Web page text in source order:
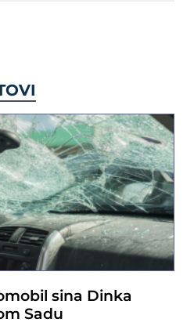
sina Dinka
Sadu